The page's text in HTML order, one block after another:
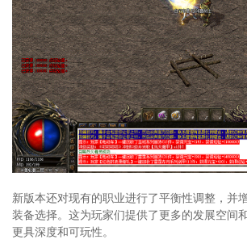
新版本还对现有的职业进行了平衡性调整，并
装备选择。这为玩家们提供了更多的发展空间
更具深度和可玩性。